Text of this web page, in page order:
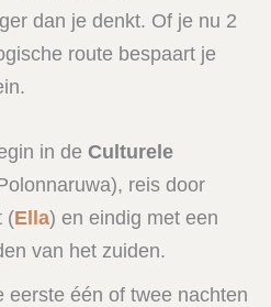
dan je denkt. Of je nu 2
route bespaart je
in de Culturele
reis door
(Ella) en eindig met een
van het zuiden.
eerste één of twee nachten